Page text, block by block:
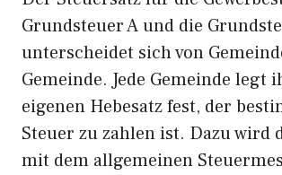
Grundsteuer A und die
unterscheidet sich von
Gemeinde. Jede Gemeinde legt
eigenen Hebesatz fest, der
Steuer zu zahlen ist. Dazu wird
mit dem allgemeinen